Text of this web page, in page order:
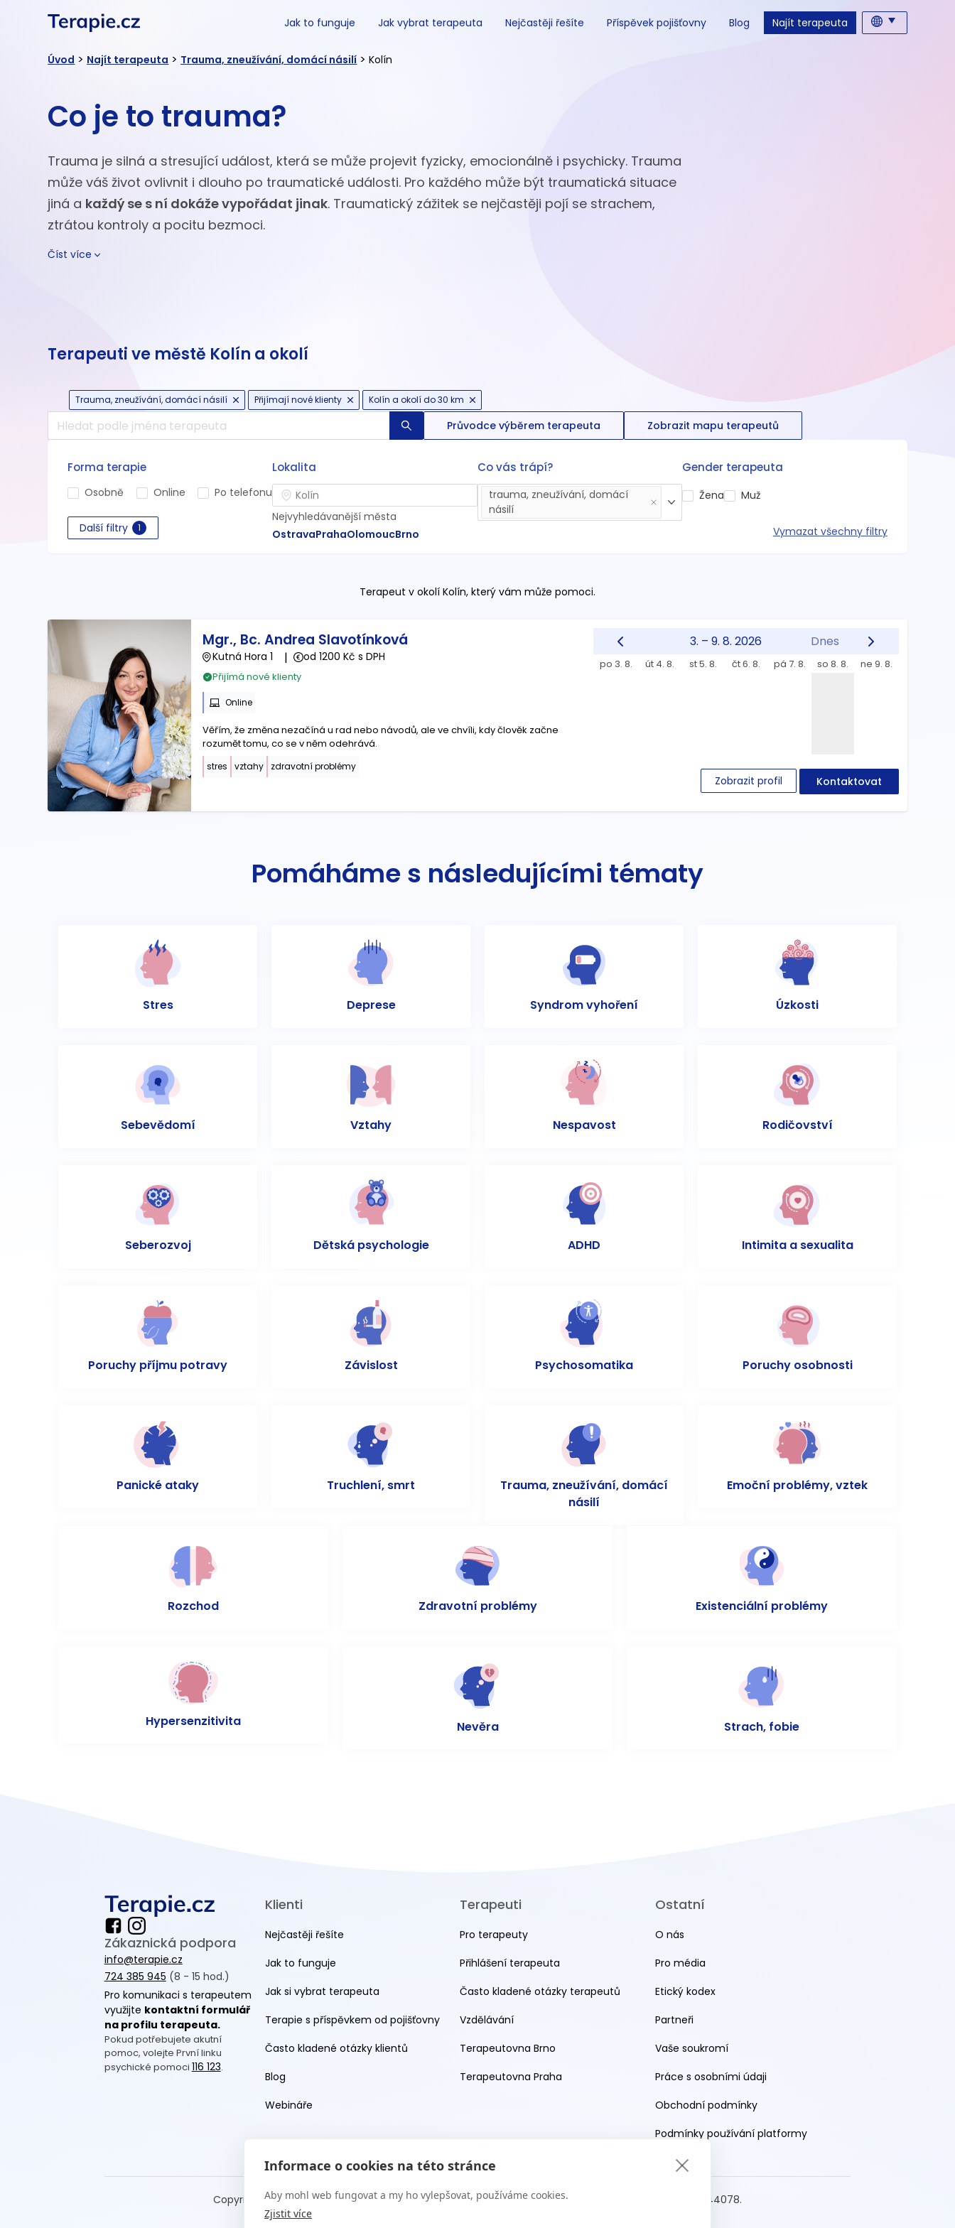
Informace o cookies na této stránce
Aby mohl web fungovat a my ho vylepšovat, používáme cookies.
Zjistit více
Jak to funguje Jak vybrat terapeuta Nejčastěji řešíte Příspěvek pojišťovny Blog Najít terapeuta
Úvod > Najít terapeuta > Trauma, zneužívání, domácí násilí > Kolín
Co je to trauma?
Trauma je silná a stresující událost, která se může projevit fyzicky, emocionálně i psychicky. Trauma
může váš život ovlivnit i dlouho po traumatické události. Pro každého může být traumatická situace
jiná a každý se s ní dokáže vypořádat jinak. Traumatický zážitek se nejčastěji pojí se strachem,
ztrátou kontroly a pocitu bezmoci.
Číst více
Terapeuti ve městě Kolín a okolí
Průvodce výběrem terapeuta Zobrazit mapu terapeutů
Forma terapie
Osobně Online Po telefonu
Lokalita
Nejvyhledávanější města
OstravaPrahaOlomoucBrno
Co vás trápí?
trauma, zneužívání, domácí
násilí
Gender terapeuta
Žena Muž
Další filtry 1 Vymazat všechny filtry
Trauma, zneužívání, domácí násilí Přijímají nové klienty Kolín a okolí do 30 km
Terapeut v okolí Kolín, který vám může pomoci.
Mgr., Bc. Andrea Slavotínková
Kutná Hora 1 | od 1200 Kč s DPH
Přijímá nové klienty
Online
Věřím, že změna nezačíná u rad nebo návodů, ale ve chvíli, kdy člověk začne
rozumět tomu, co se v něm odehrává.
stres vztahy zdravotní problémy
3. – 9. 8. 2026 Dnes
po 3. 8. út 4. 8. st 5. 8. čt 6. 8. pá 7. 8. so 8. 8. ne 9. 8.
Zobrazit profil Kontaktovat
Pomáháme s následujícími tématy
Stres Deprese Syndrom vyhoření Úzkosti
Sebevědomí Vztahy Nespavost Rodičovství
Seberozvoj Dětská psychologie ADHD Intimita a sexualita
Poruchy příjmu potravy Závislost Psychosomatika Poruchy osobnosti
Panické ataky Truchlení, smrt
Trauma, zneužívání, domácí
násilí
Emoční problémy, vztek
Rozchod Zdravotní problémy Existenciální problémy
Hypersenzitivita Nevěra Strach, fobie
Zákaznická podpora
info@terapie.cz
724 385 945 (8 - 15 hod.)
Pro komunikaci s terapeutem
využijte kontaktní formulář
na profilu terapeuta.
Pokud potřebujete akutní
pomoc, volejte První linku
psychické pomoci 116 123.
Klienti
Nejčastěji řešíte
Jak to funguje
Jak si vybrat terapeuta
Terapie s příspěvkem od pojišťovny
Často kladené otázky klientů
Blog
Webináře
Terapeuti
Pro terapeuty
Přihlášení terapeuta
Často kladené otázky terapeutů
Vzdělávání
Terapeutovna Brno
Terapeutovna Praha
Ostatní
O nás
Pro média
Etický kodex
Partneři
Vaše soukromí
Práce s osobními údaji
Obchodní podmínky
Podmínky používání platformy
Copyright Terapie CZ s.r.o. 2026. Všechna práva vyhrazena. Web provozuje Terapie CZ s.r.o. IČO: 19644078.